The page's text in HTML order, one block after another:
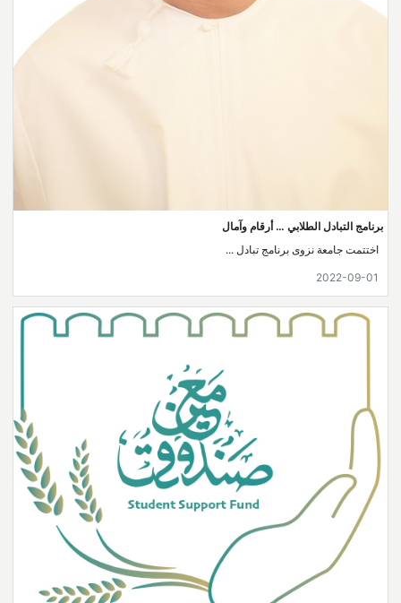
برنامج التبادل الطلابي … أرقام وآمال
اختتمت جامعة نزوى برنامج تبادل ...
2022-09-01